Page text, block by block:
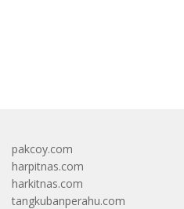
pakcoy.com
harpitnas.com
harkitnas.com
tangkubanperahu.com